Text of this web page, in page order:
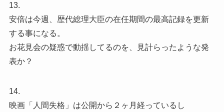
13.
安倍は今週、歴代総理大臣の在任期間の最高記録を更新
する事になる。
お花見会の疑惑で動揺してるのを、見計らったような発
表か？
14.
映画「人間失格」は公開から２ヶ月経っているし